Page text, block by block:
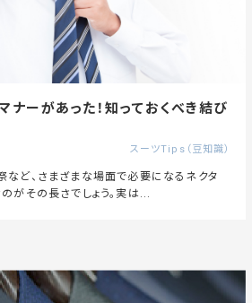
ナーがあった！知っておくべき結び
スーツTips（豆知識）
など、さまざまな場面で必要になるネクタ
がその長さでしょう。実は...